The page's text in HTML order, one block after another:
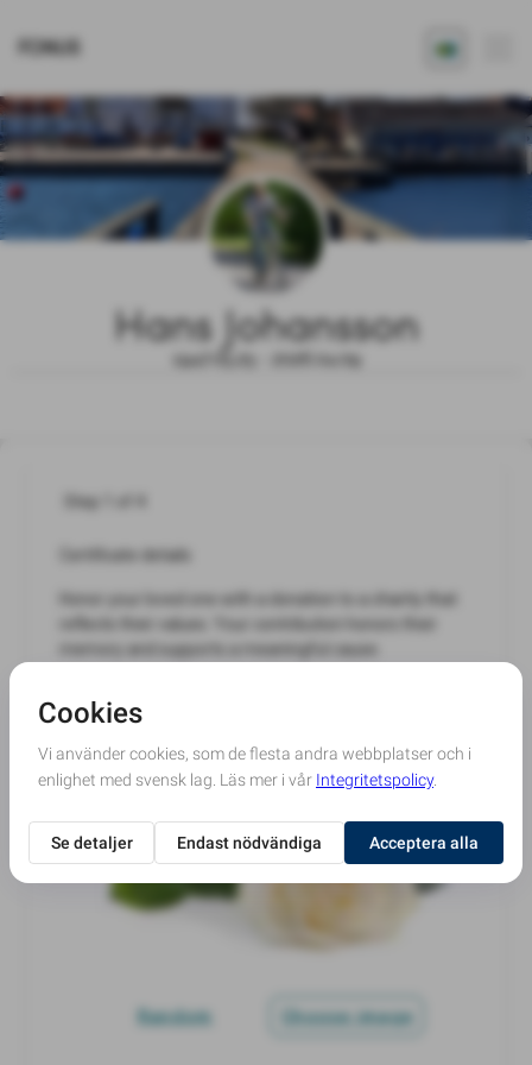
FONUS
Hans Johansson
1947.05.25 - 2026.04.09